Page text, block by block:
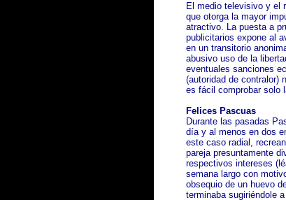
El medio televisivo y el
que otorga la mayor
atractivo. La puesta a
publicitarios expone al
en un transitorio
abusivo uso de la
eventuales sanciones
(autoridad de contralor)
es fácil comprobar solo
Felices Pascuas
Durante las pasadas
día y al menos en dos
este caso radial,
pareja presuntamente
respectivos intereses
semana largo con
obsequio de un huevo
terminaba sugiriéndole